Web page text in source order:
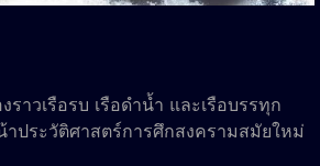
ราวเรือรบ เรือดำน้ำ และเรือบรรทุก
ประวัติศาสตร์การศึกสงครามสมัยใหม่